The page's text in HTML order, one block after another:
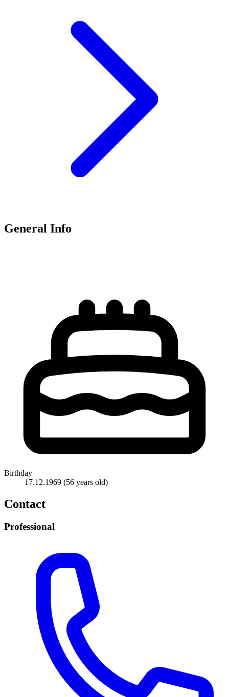
General Info
Birthday
17.12.1969 (56 years old)
Contact
Professional